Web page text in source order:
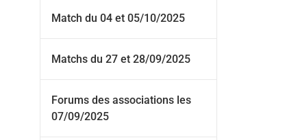
Match du 04 et 05/10/2025
Matchs du 27 et 28/09/2025
Forums des associations les
07/09/2025